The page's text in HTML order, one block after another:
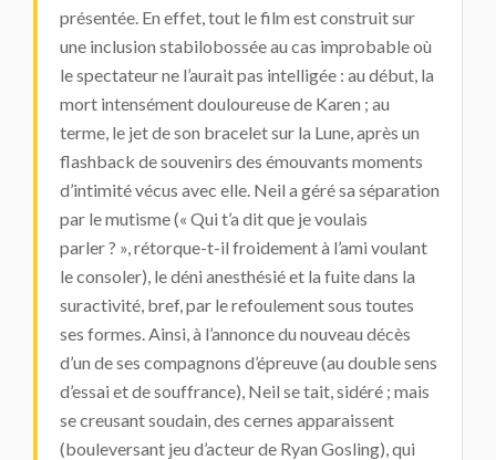
présentée. En effet, tout le film est construit sur
une inclusion stabilobossée au cas improbable où
le spectateur ne l’aurait pas intelligée : au début, la
mort intensément douloureuse de Karen ; au
terme, le jet de son bracelet sur la Lune, après un
flashback de souvenirs des émouvants moments
d’intimité vécus avec elle. Neil a géré sa séparation
par le mutisme (« Qui t’a dit que je voulais
parler ? », rétorque-t-il froidement à l’ami voulant
le consoler), le déni anesthésié et la fuite dans la
suractivité, bref, par le refoulement sous toutes
ses formes. Ainsi, à l’annonce du nouveau décès
d’un de ses compagnons d’épreuve (au double sens
d’essai et de souffrance), Neil se tait, sidéré ; mais
se creusant soudain, des cernes apparaissent
(bouleversant jeu d’acteur de Ryan Gosling), qui